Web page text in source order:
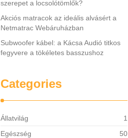
szerepet a locsolótömlők?
Akciós matracok az ideális alvásért a
Netmatrac Webáruházban
Subwoofer kábel: a Kácsa Audió titkos
fegyvere a tökéletes basszushoz
Categories
Állatvilág
1
Egészség
50